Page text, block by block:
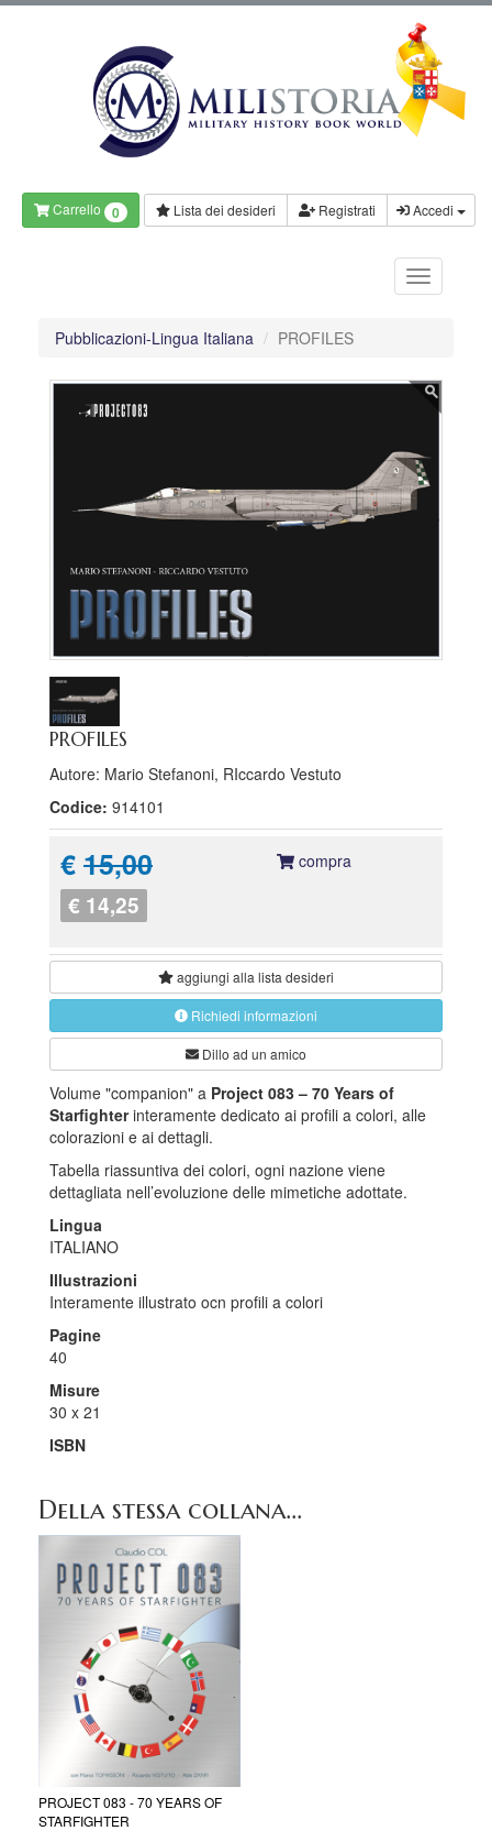
Carrello 0 Lista dei desideri Registrati Accedi
Pubblicazioni-Lingua Italiana PROFILES
PROFILES
Autore: Mario Stefanoni, RIccardo Vestuto
Codice: 914101
€15,00
€ 14,25
compra
aggiungi alla lista desideri
Richiedi informazioni
Dillo ad un amico
Volume "companion" a Project 083 – 70 Years of
Starfighterinteramente dedicato ai profili a colori, alle
colorazioni e ai dettagli.
Tabella riassuntiva dei colori, ogni nazione viene
dettagliata nell’evoluzione delle mimetiche adottate.
Lingua
ITALIANO
Illustrazioni
Interamente illustrato ocn profili a colori
Pagine
40
Misure
30 x 21
ISBN
Della stessa collana...
PROJECT 083 - 70 YEARS OF
STARFIGHTER